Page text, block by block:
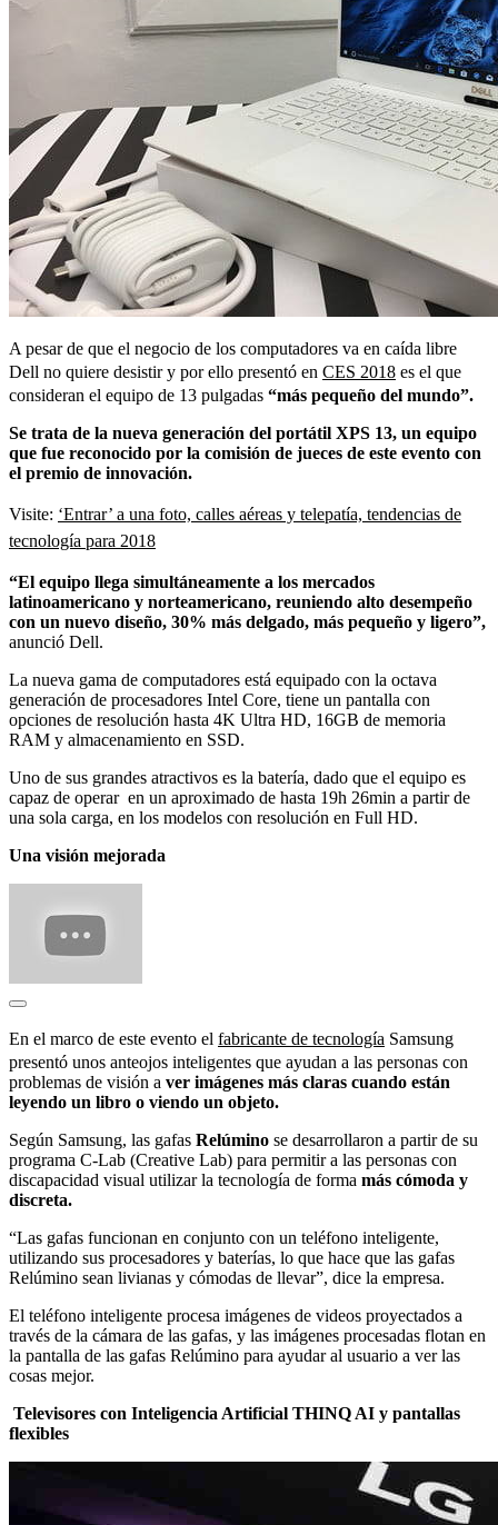
A pesar de que el negocio de los computadores va en caída libre
Dell no quiere desistir y por ello presentó en CES 2018 es el que
consideran el equipo de 13 pulgadas “más pequeño del mundo”.
Se trata de la nueva generación del portátil XPS 13, un equipo
que fue reconocido por la comisión de jueces de este evento con
el premio de innovación.
Visite: ‘Entrar’ a una foto, calles aéreas y telepatía, tendencias de
tecnología para 2018
“El equipo llega simultáneamente a los mercados
latinoamericano y norteamericano, reuniendo alto desempeño
con un nuevo diseño, 30% más delgado, más pequeño y ligero”,
anunció Dell.
La nueva gama de computadores está equipado con la octava
generación de procesadores Intel Core, tiene un pantalla con
opciones de resolución hasta 4K Ultra HD, 16GB de memoria
RAM y almacenamiento en SSD.
Uno de sus grandes atractivos es la batería, dado que el equipo es
capaz de operar en un aproximado de hasta 19h 26min a partir de
una sola carga, en los modelos con resolución en Full HD.
Una visión mejorada
En el marco de este evento el fabricante de tecnología Samsung
presentó unos anteojos inteligentes que ayudan a las personas con
problemas de visión a ver imágenes más claras cuando están
leyendo un libro o viendo un objeto.
Según Samsung, las gafas Relúmino se desarrollaron a partir de su
programa C-Lab (Creative Lab) para permitir a las personas con
discapacidad visual utilizar la tecnología de forma más cómoda y
discreta.
“Las gafas funcionan en conjunto con un teléfono inteligente,
utilizando sus procesadores y baterías, lo que hace que las gafas
Relúmino sean livianas y cómodas de llevar”, dice la empresa.
El teléfono inteligente procesa imágenes de videos proyectados a
través de la cámara de las gafas, y las imágenes procesadas flotan en
la pantalla de las gafas Relúmino para ayudar al usuario a ver las
cosas mejor.
Televisores con Inteligencia Artificial THINQ AI y pantallas
flexibles